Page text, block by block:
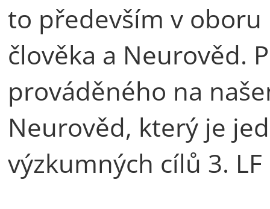
to především v oboru
člověka a Neurověd.
prováděného na
Neurověd, který je
výzkumných cílů 3. LF